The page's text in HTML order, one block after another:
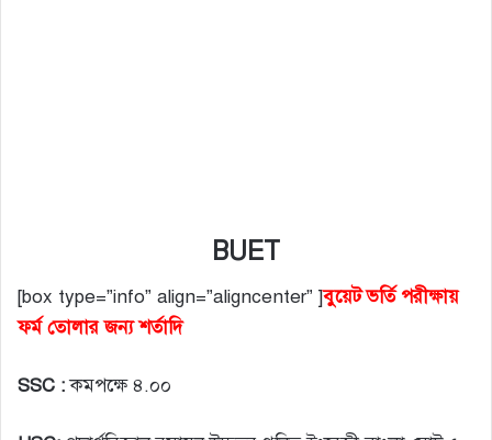
BUET
[box type=”info” align=”aligncenter” ]বুয়েট ভর্তি পরীক্ষায়
ফর্ম তোলার জন্য শর্তাদি
SSC :কমপক্ষে ৪.০০